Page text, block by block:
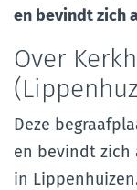
en bevindt zich
Over
Deze
en bevindt zich
in